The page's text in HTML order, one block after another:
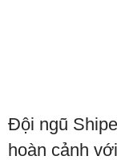
Đội ngũ
hoàn cảnh